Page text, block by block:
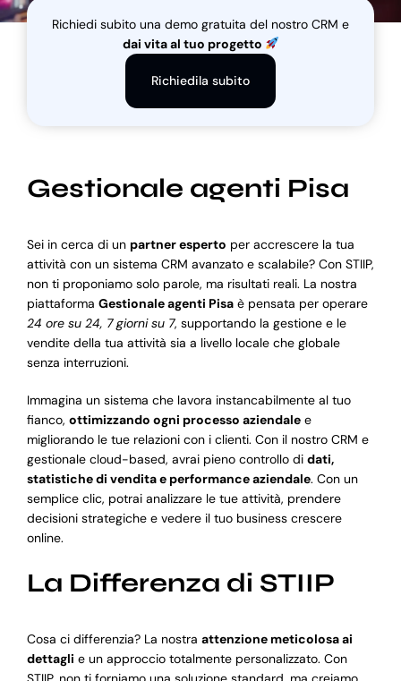
Richiedi subito una demo gratuita del nostro CRM e
dai vita al tuo progetto
Richiedila subito
Gestionale agenti Pisa
Sei in cerca di un partner esperto per accrescere la tua
attività con un sistema CRM avanzato e scalabile? Con STIIP,
non ti proponiamo solo parole, ma risultati reali. La nostra
piattaforma Gestionale agenti Pisaè pensata per operare
24 ore su 24, 7 giorni su 7, supportando la gestione e le
vendite della tua attività sia a livello locale che globale
senza interruzioni.
Immagina un sistema che lavora instancabilmente al tuo
fianco, ottimizzando ogni processo aziendalee
migliorando le tue relazioni con i clienti. Con il nostro CRM e
gestionale cloud-based, avrai pieno controllo di dati,
statistiche di vendita e performance aziendale. Con un
semplice clic, potrai analizzare le tue attività, prendere
decisioni strategiche e vedere il tuo business crescere
online.
La Differenza di STIIP
Cosa ci differenzia? La nostra attenzione meticolosa ai
dettagli e un approccio totalmente personalizzato. Con